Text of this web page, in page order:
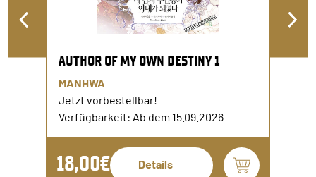
AUTHOR OF MY OWN DESTINY 1
MANHWA
Jetzt vorbestellbar!
Verfügbarkeit: Ab dem 15.09.2026
18,00€ Details